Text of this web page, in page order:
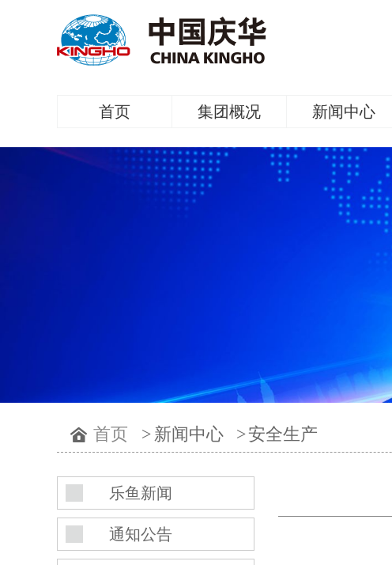
首页 集团概况 新闻中心
首页 > 新闻中心 >安全生产
乐鱼新闻
通知公告